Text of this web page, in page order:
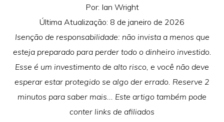
Por: Ian Wright
Última Atualização: 8 de janeiro de 2026
Isenção de responsabilidade: não invista a menos que
esteja preparado para perder todo o dinheiro investido.
Esse é um investimento de alto risco, e você não deve
esperar estar protegido se algo der errado. Reserve 2
minutos para saber mais... Este artigo também pode
conter links de afiliados